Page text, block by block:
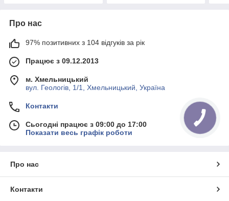
Про нас
97% позитивних з 104 відгуків за рік
Працює з 09.12.2013
м. Хмельницький
вул. Геологів, 1/1, Хмельницький, Україна
Контакти
Сьогодні працює з 09:00 до 17:00
Показати весь графік роботи
Про нас
Контакти